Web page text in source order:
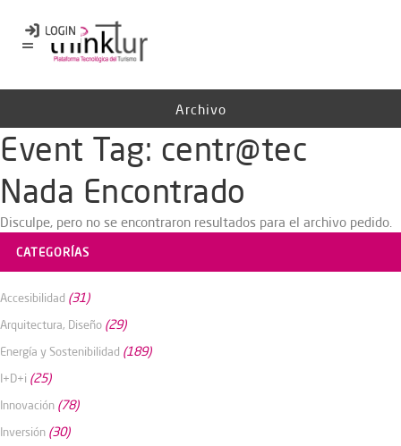
Archivo
Event Tag: centr@tec
Nada Encontrado
Disculpe, pero no se encontraron resultados para el archivo pedido.
CATEGORÍAS
Accesibilidad (31)
Arquitectura, Diseño (29)
Energía y Sostenibilidad (189)
I+D+i (25)
Innovación (78)
Inversión (30)